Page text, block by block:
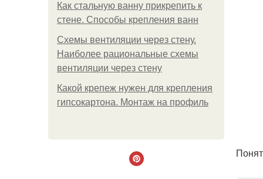
Как стальную ванну прикрепить к
стене. Способы крепления ванн
Схемы вентиляции через стену.
Наиболее рациональные схемы
вентиляции через стену
Какой крепеж нужен для крепления
гипсокартона. Монтаж на профиль